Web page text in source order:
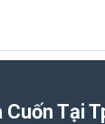
Tại